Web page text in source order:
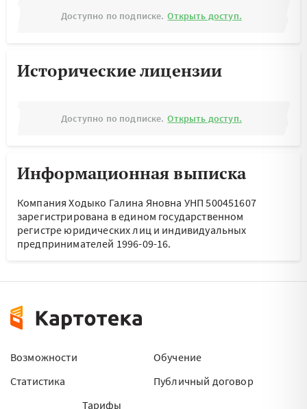
Доступно по подписке. Открыть доступ.
Исторические лицензии
Доступно по подписке. Открыть доступ.
Информационная выписка
Компания Ходыко Галина Яновна УНП 500451607
зарегистрирована в едином государственном
регистре юридических лиц и индивидуальных
предпринимателей 1996-09-16.
Возможности
Статистика
Тарифы
Обучение
Публичный договор